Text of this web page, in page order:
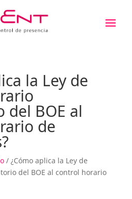
la Ley de
BOE al
de
/ ¿Cómo aplica la Ley de
del BOE al control horario